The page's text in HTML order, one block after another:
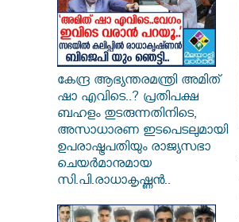
കേന്ദ്ര ആഭ്യന്തരമന്ത്രി അമിത്
ഷാ എവിടെ..? പ്രതിപക്ഷ
ബഹളം തുടരുന്നതിനിടെ,
അസാധാരണ ഇടപെടലുമായി
ഉപരാഷ്ട്രപതിയും രാജ്യസഭാ
ചെയർമാനുമായ
സി.പി.രാധാകൃഷ്ണൻ..